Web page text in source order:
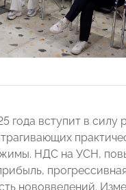
года вступит в силу
НДС на УСН,
нововведений.